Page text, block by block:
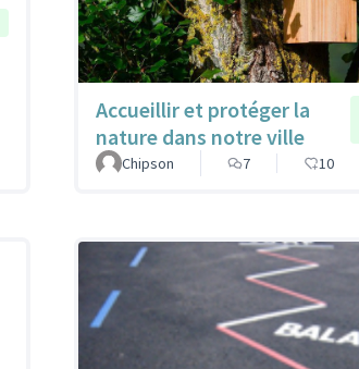
Accueillir et protéger la
nature dans notre ville
Chipson
7 10